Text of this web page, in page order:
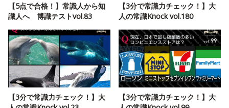
【5点で合格！】常識人から知
識人へ 博識テストvol.83
【3分で常識力チェック！】大
人の常識Knock vol.180
【3分で常識力チェック！】大
【3分で常識力チェック！】大